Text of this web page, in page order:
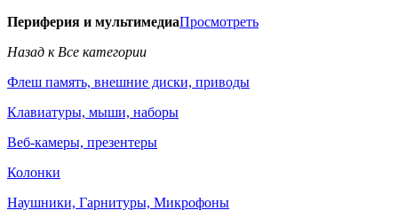
Периферия и мультимедиаПросмотреть
Назад к Все категории
Флеш память, внешние диски, приводы
Клавиатуры, мыши, наборы
Веб-камеры, презентеры
Колонки
Наушники, Гарнитуры, Микрофоны